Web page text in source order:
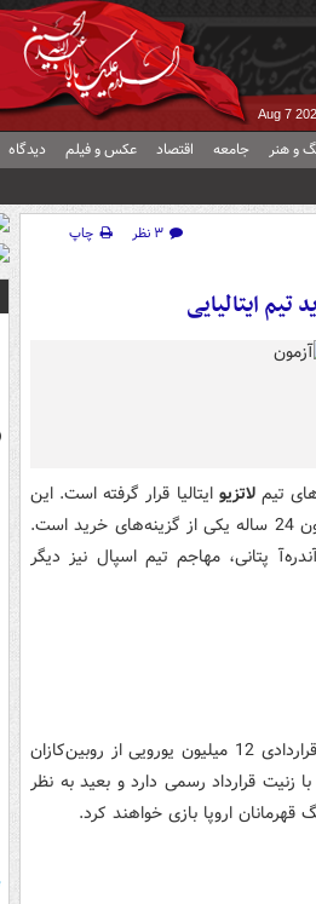
Aug 7
و هنر جامعه اقتصاد عکس و فیلم دیدگاه
۳ نظر
چاپ
ایتالیایی
تیملاتزیوایتالیا قرار گرفته است. این
تیم رمی باید خط حمله خود را تقویت کند و سردار آزمون 24 ساله یکی از گزینه‌های خرید است.
پتانی، مهاجم تیم اسپال نیز دیگر
بر اساس این گزارش، سردار آزمون زمستان گذشته با قراردادی 12 میلیون یورویی از روبین‌کازان
پیوست. او تا سال 2022 میلادی با زنیت قرارداد رسمی دارد و بعید به نظر
اروپا بازی خواهند کرد.